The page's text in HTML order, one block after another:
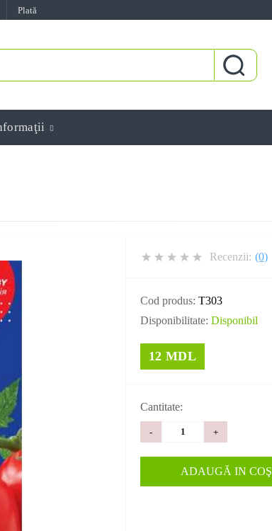
Plată
Recenzii: (0)
Cod produs: T303
Disponibilitate: Disponibil
12 MDL
Cantitate:
- +
ADAUGĂ IN COŞ